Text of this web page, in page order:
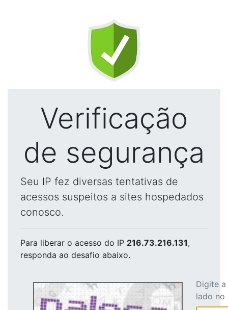
Verificação
de segurança
Seu IP fez diversas tentativas de
acessos suspeitos a sites hospedados
conosco.
Para liberar o acesso do IP 216.73.216.131,
responda ao desafio abaixo.
Digite
lado no